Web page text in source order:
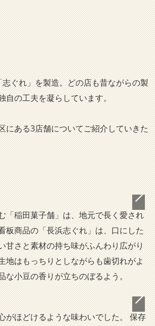
ぐれ」を製造。どの店も昔ながらの製
自の工夫を凝らしています。
にある3店舗についてご紹介していきた
「稲田菓子舗」は、地元で長く愛され
板商品の「長浜志ぐれ」は、口にした
甘さと素材の持ち味がふんわり広がり
地はもっちりとしながらも歯切れがよ
な小豆の香りが立ちのぼるよう。
がほどけるような味わいでした。 保存